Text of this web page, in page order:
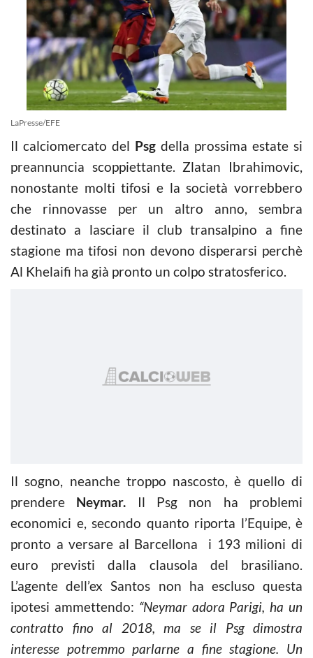
LaPresse/EFE
Il calciomercato del Psg della prossima estate si
preannuncia scoppiettante. Zlatan Ibrahimovic,
nonostante molti tifosi e la società vorrebbero
che rinnovasse per un altro anno, sembra
destinato a lasciare il club transalpino a fine
stagione ma tifosi non devono disperarsi perchè
Al Khelaifi ha già pronto un colpo stratosferico.
Il sogno, neanche troppo nascosto, è quello di
prendere Neymar. Il Psg non ha problemi
economici e, secondo quanto riporta l’Equipe, è
pronto a versare al Barcellona i 193 milioni di
euro previsti dalla clausola del brasiliano.
L’agente dell’ex Santos non ha escluso questa
ipotesi ammettendo: “Neymar adora Parigi, ha un
contratto fino al 2018, ma se il Psg dimostra
interesse potremmo parlarne a fine stagione. Un